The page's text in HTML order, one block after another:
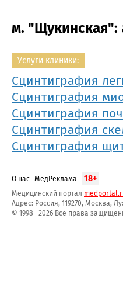
м. "Щукинская":
Услуги клиники:
Сцинтиграфия
Сцинтиграфия
Сцинтиграфия
Сцинтиграфия
Сцинтиграфия
О нас МедРеклама 18+
Медицинский портал
Адрес: Россия, 119270, Москва,
© 1998—2026 Все права